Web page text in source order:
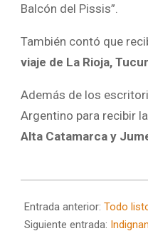
Balcón del Pissis”.
También contó que
viaje de La Rioja,
Además de los
Argentino para recibir
Alta Catamarca y
10-
01
Entrada anterior: Todo
Siguiente entrada: